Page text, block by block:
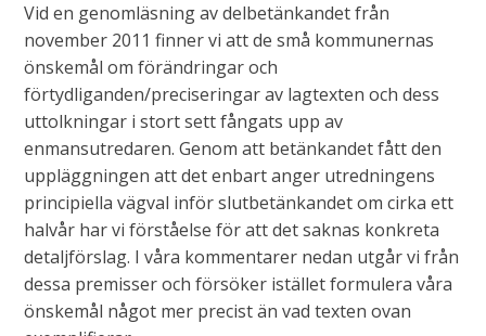
Vid en genomläsning av delbetänkandet från
november 2011 finner vi att de små kommunernas
önskemål om förändringar och
förtydliganden/preciseringar av lagtexten och dess
uttolkningar i stort sett fångats upp av
enmansutredaren. Genom att betänkandet fått den
uppläggningen att det enbart anger utredningens
principiella vägval inför slutbetänkandet om cirka ett
halvår har vi förståelse för att det saknas konkreta
detaljförslag. I våra kommentarer nedan utgår vi från
dessa premisser och försöker istället formulera våra
önskemål något mer precist än vad texten ovan